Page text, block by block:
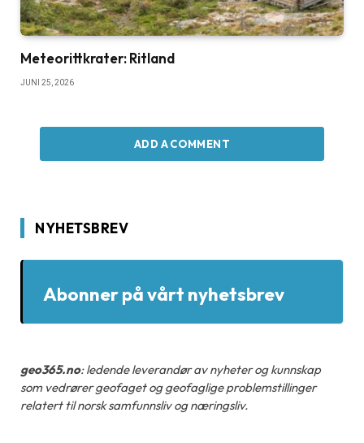
Meteorittkrater: Ritland
JUNI 25, 2026
ADD A COMMENT
NYHETSBREV
Abonner på vårt nyhetsbrev
geo365.no: ledende leverandør av nyheter og kunnskap
som vedrører geofaget og geofaglige problemstillinger
relatert til norsk samfunnsliv og næringsliv.